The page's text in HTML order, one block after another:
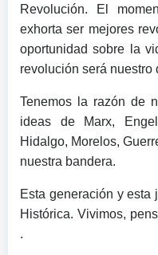
Revolución. El
exhorta ser mejores
oportunidad sobre la
revolución será nuestro
Tenemos la razón de
ideas de Marx,
Hidalgo, Morelos,
nuestra bandera.
Esta generación y esta
Histórica. Vivimos,
.